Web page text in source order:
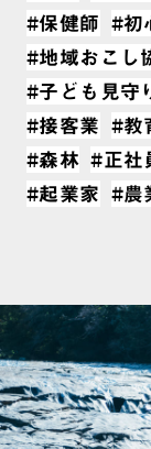
#保健師
#初
#地域おこし
#子ども見守
#接客業
#教
#森林 #正社
#起業家
#農